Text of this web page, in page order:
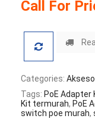
Call For
Categories:
Tags: PoE Adapter
Kit termurah, PoE
switch poe murah,